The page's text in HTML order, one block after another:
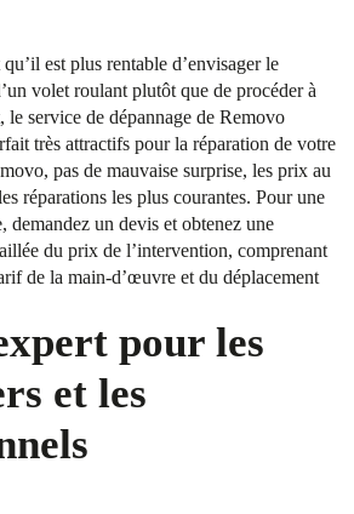
est plus rentable d’envisager le
volet roulant plutôt que de procéder à
le service de dépannage de Removo
très attractifs pour la réparation de votre
pas de mauvaise surprise, les prix au
réparations les plus courantes. Pour une
demandez un devis et obtenez une
du prix de l’intervention, comprenant
de la main-d’œuvre et du déplacement
pour les
et les